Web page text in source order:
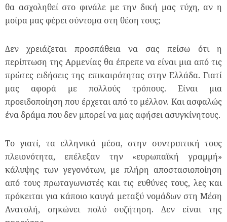
θα ασχοληθεί στο φινάλε με την δική μας τύχη, αν η
μοίρα μας φέρει σύντομα στη θέση τους;
Δεν χρειάζεται προσπάθεια να σας πείσω ότι η
περίπτωση της Αρμενίας θα έπρεπε να είναι μια από τις
πρώτες ειδήσεις της επικαιρότητας στην Ελλάδα. Γιατί
μας αφορά με πολλούς τρόπους. Είναι μια
προειδοποίηση που έρχεται από το μέλλον. Και ασφαλώς
ένα δράμα που δεν μπορεί να μας αφήσει ασυγκίνητους.
Το γιατί, τα ελληνικά μέσα, στην συντριπτική τους
πλειονότητα, επέλεξαν την «ευρωπαϊκή γραμμή»
κάλυψης των γεγονότων, με πλήρη αποστασιοποίηση
από τους πρωταγωνιστές και τις ευθύνες τους, λες και
πρόκειται για κάποιο καυγά μεταξύ νομάδων στη Μέση
Ανατολή, σηκώνει πολύ συζήτηση. Δεν είναι της